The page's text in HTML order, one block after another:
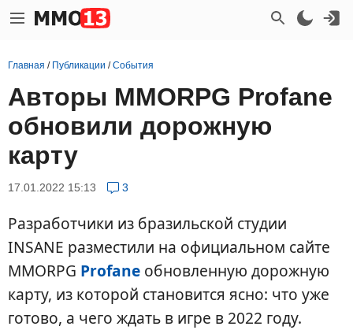
Главная / Публикации /События
Авторы MMORPG Profane
обновили дорожную
карту
17.01.2022 15:13 3
Разработчики из бразильской студии
INSANE разместили на официальном сайте
MMORPG Profane обновленную дорожную
карту, из которой становится ясно: что уже
готово, а чего ждать в игре в 2022 году.